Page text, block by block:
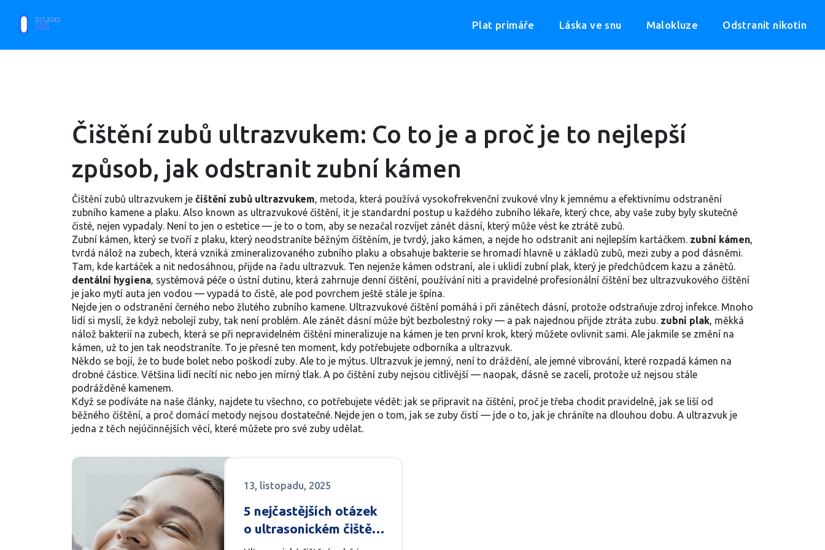
Plat primáře Láska ve snu Malokluze Odstranit nikotin
Čištění zubů ultrazvukem: Co to je a proč je to nejlepší
způsob, jak odstranit zubní kámen
Čištění zubů ultrazvukem je čištění zubů ultrazvukem, metoda, která používá vysokofrekvenční zvukové vlny k jemnému a efektivnímu odstranění
zubního kamene a plaku. Also known as ultrazvukové čištění, it je standardní postup u každého zubního lékaře, který chce, aby vaše zuby byly skutečně
čisté, nejen vypadaly. Není to jen o estetice — je to o tom, aby se nezačal rozvíjet zánět dásní, který může vést ke ztrátě zubů.
Zubní kámen, který se tvoří z plaku, který neodstraníte běžným čištěním, je tvrdý, jako kámen, a nejde ho odstranit ani nejlepším kartáčkem. zubní kámen,
tvrdá nálož na zubech, která vzniká zmineralizovaného zubního plaku a obsahuje bakterie se hromadí hlavně u základů zubů, mezi zuby a pod dásněmi.
Tam, kde kartáček a nit nedosáhnou, přijde na řadu ultrazvuk. Ten nejenže kámen odstraní, ale i uklidí zubní plak, který je předchůdcem kazu a zánětů.
dentální hygiena, systémová péče o ústní dutinu, která zahrnuje denní čištění, používání niti a pravidelné profesionální čištění bez ultrazvukového čištění
je jako mytí auta jen vodou — vypadá to čistě, ale pod povrchem ještě stále je špína.
Nejde jen o odstranění černého nebo žlutého zubního kamene. Ultrazvukové čištění pomáhá i při zánětech dásní, protože odstraňuje zdroj infekce. Mnoho
lidí si myslí, že když nebolejí zuby, tak není problém. Ale zánět dásní může být bezbolestný roky — a pak najednou přijde ztráta zubu. zubní plak, měkká
nálož bakterií na zubech, která se při nepravidelném čištění mineralizuje na kámen je ten první krok, který můžete ovlivnit sami. Ale jakmile se změní na
kámen, už to jen tak neodstraníte. To je přesně ten moment, kdy potřebujete odborníka a ultrazvuk.
Někdo se bojí, že to bude bolet nebo poškodí zuby. Ale to je mýtus. Ultrazvuk je jemný, není to dráždění, ale jemné vibrování, které rozpadá kámen na
drobné částice. Většina lidí necítí nic nebo jen mírný tlak. A po čištění zuby nejsou citlivější — naopak, dásně se zacelí, protože už nejsou stále
podrážděné kamenem.
Když se podíváte na naše články, najdete tu všechno, co potřebujete vědět: jak se připravit na čištění, proč je třeba chodit pravidelně, jak se liší od
běžného čištění, a proč domácí metody nejsou dostatečné. Nejde jen o tom, jak se zuby čistí — jde o to, jak je chráníte na dlouhou dobu. A ultrazvuk je
jedna z těch nejúčinnějších věcí, které můžete pro své zuby udělat.
13, listopadu, 2025
5 nejčastějších otázek
o ultrasonickém čištění
zubů - odpovědi, které